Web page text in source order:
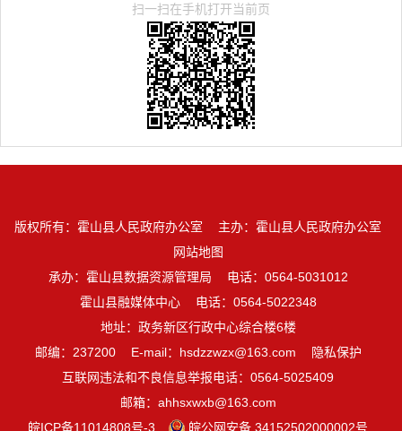
扫一扫在手机打开当前页
版权所有：霍山县人民政府办公室
主办：霍山县人民政府办公室
网站地图
承办：霍山县数据资源管理局
电话：0564-5031012
霍山县融媒体中心
电话：0564-5022348
地址：政务新区行政中心综合楼6楼
邮编：237200
E-mail：hsdzzwzx@163.com
隐私保护
互联网违法和不良信息举报电话：0564-5025409
邮箱：ahhsxwxb@163.com
皖ICP备11014808号-3
皖公网安备 34152502000002号